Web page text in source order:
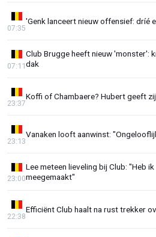
'Genk lanceert nieuw offensief: dríé
07:35
Club Brugge heeft nieuw 'monster':
dak
07:11
Koffi of Chambaere? Hubert geeft
23:37
Vanaken looft aanwinst:
23:13
Lee meteen lieveling bij Club: "Heb
meegemaakt"
23:00
Efficiënt Club haalt na rust trekker
22:38